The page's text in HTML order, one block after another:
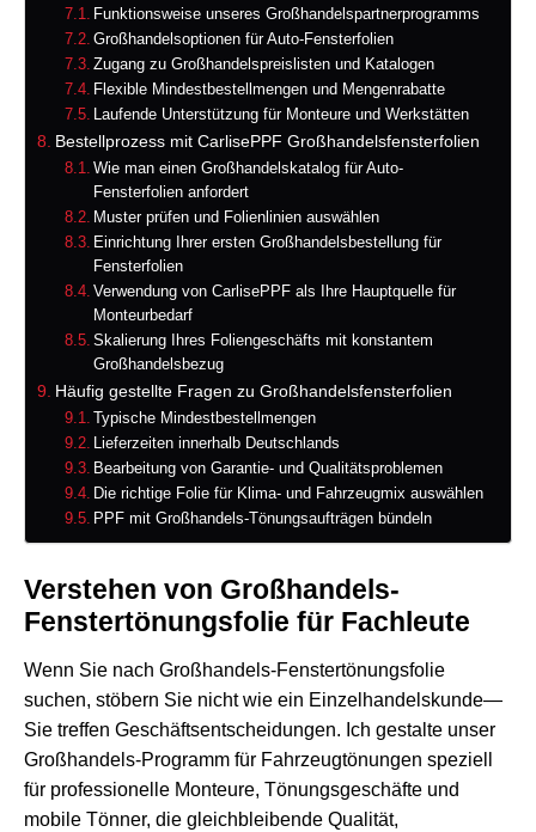
Funktionsweise unseres Großhandelspartnerprogramms
Großhandelsoptionen für Auto-Fensterfolien
Zugang zu Großhandelspreislisten und Katalogen
Flexible Mindestbestellmengen und Mengenrabatte
Laufende Unterstützung für Monteure und Werkstätten
Bestellprozess mit CarlisePPF Großhandelsfensterfolien
Wie man einen Großhandelskatalog für Auto-
Fensterfolien anfordert
Muster prüfen und Folienlinien auswählen
Einrichtung Ihrer ersten Großhandelsbestellung für
Fensterfolien
Verwendung von CarlisePPF als Ihre Hauptquelle für
Monteurbedarf
Skalierung Ihres Foliengeschäfts mit konstantem
Großhandelsbezug
Häufig gestellte Fragen zu Großhandelsfensterfolien
Typische Mindestbestellmengen
Lieferzeiten innerhalb Deutschlands
Bearbeitung von Garantie- und Qualitätsproblemen
Die richtige Folie für Klima- und Fahrzeugmix auswählen
PPF mit Großhandels-Tönungsaufträgen bündeln
Verstehen von Großhandels-
Fenstertönungsfolie für Fachleute
Wenn Sie nach Großhandels-Fenstertönungsfolie
suchen, stöbern Sie nicht wie ein Einzelhandelskunde—
Sie treffen Geschäftsentscheidungen. Ich gestalte unser
Großhandels-Programm für Fahrzeugtönungen speziell
für professionelle Monteure, Tönungsgeschäfte und
mobile Tönner, die gleichbleibende Qualität,